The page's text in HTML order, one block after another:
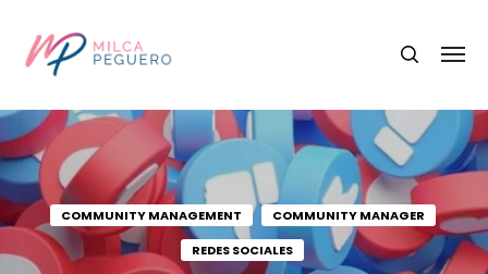
COMMUNITY MANAGEMENT
COMMUNITY MANAGER
REDES SOCIALES